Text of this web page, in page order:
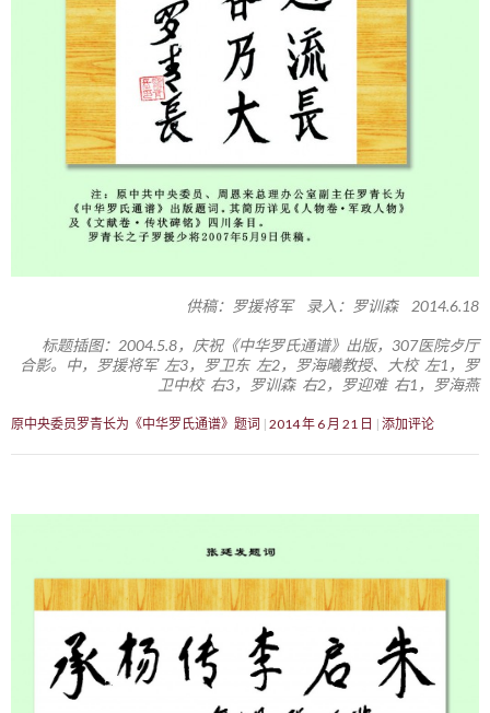
供稿：罗援将军 录入：罗训森 2014.6.18
标题插图：2004.5.8，庆祝《中华罗氏通谱》出版，307医院歺厅
合影。中，罗援将军 左3，罗卫东 左2，罗海曦教授、大校 左1，罗
卫中校 右3，罗训森 右2，罗迎难 右1，罗海燕
原中央委员罗青长为《中华罗氏通谱》题词 2014 年 6 月 21 日 添加评论